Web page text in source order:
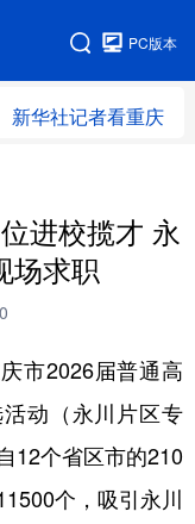
PC版本
新华社记者看重庆
进校揽才 永
场求职
市2026届普通高
动（永川片区专
12个省区市的210
个，吸引永川